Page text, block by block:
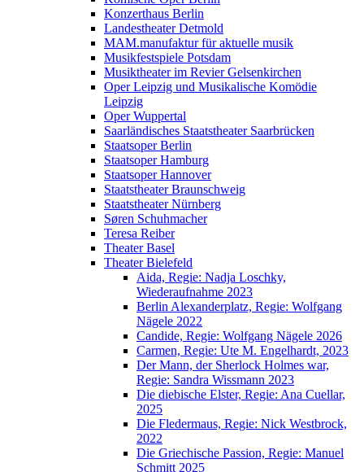
Konzerthaus Berlin
Landestheater Detmold
MAM.manufaktur für aktuelle musik
Musikfestspiele Potsdam
Musiktheater im Revier Gelsenkirchen
Oper Leipzig und Musikalische Komödie
Leipzig
Oper Wuppertal
Saarländisches Staatstheater Saarbrücken
Staatsoper Berlin
Staatsoper Hamburg
Staatsoper Hannover
Staatstheater Braunschweig
Staatstheater Nürnberg
Søren Schuhmacher
Teresa Reiber
Theater Basel
Theater Bielefeld
Aida, Regie: Nadja Loschky,
Wiederaufnahme 2023
Berlin Alexanderplatz, Regie: Wolfgang
Nägele 2022
Candide, Regie: Wolfgang Nägele 2026
Carmen, Regie: Ute M. Engelhardt, 2023
Der Mann, der Sherlock Holmes war,
Regie: Sandra Wissmann 2023
Die diebische Elster, Regie: Ana Cuellar,
2025
Die Fledermaus, Regie: Nick Westbrock,
2022
Die Griechische Passion, Regie: Manuel
Schmitt 2025